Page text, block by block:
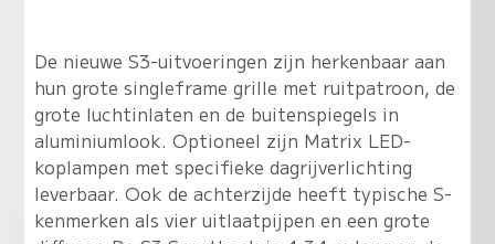
De nieuwe S3-uitvoeringen zijn herkenbaar aan
hun grote singleframe grille met ruitpatroon, de
grote luchtinlaten en de buitenspiegels in
aluminiumlook. Optioneel zijn Matrix LED-
koplampen met specifieke dagrijverlichting
leverbaar. Ook de achterzijde heeft typische S-
kenmerken als vier uitlaatpijpen en een grote